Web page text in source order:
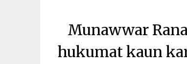
Munawwar
hukumat kaun